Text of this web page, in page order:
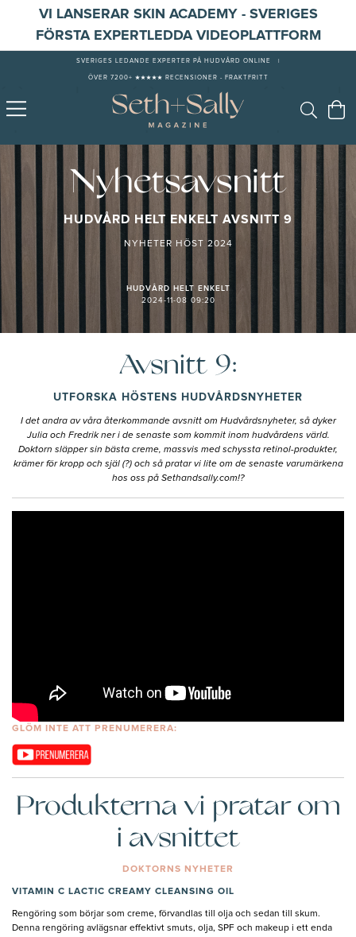
VI LANSERAR SKIN ACADEMY - SVERIGES
FÖRSTA EXPERTLEDDA VIDEOPLATTFORM
SVERIGES LEDANDE EXPERTER PÅ HUDVÅRD ONLINE
ÖVER 7200+ ★★★★★ RECENSIONER - FRAKTFRITT
Nyhetsavsnitt
HUDVÅRD HELT ENKELT AVSNITT 9
NYHETER HÖST 2024
HUDVÅRD HELT ENKELT
2024-11-08 09:20
Avsnitt 9:
UTFORSKA HÖSTENS HUDVÅRDSNYHETER
I det andra av våra återkommande avsnitt om Hudvårdsnyheter, så dyker
Julia och Fredrik ner i de senaste som kommit inom hudvårdens värld.
Doktorn släpper sin bästa creme, massvis med schyssta retinol-produkter,
krämer för kropp och själ (?) och så pratar vi lite om de senaste varumärkena
hos oss på Sethandsally.com!?
GLÖM INTE ATT PRENUMERERA:
Produkterna vi pratar om
i avsnittet
DOKTORNS NYHETER
VITAMIN C LACTIC CREAMY CLEANSING OIL
Rengöring som börjar som creme, förvandlas till olja och sedan till skum.
Denna rengöring avlägsnar effektivt smuts, olja, SPF och makeup i ett enda